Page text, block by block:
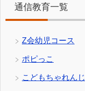
通信教育一覧
Z会幼児コース
ポピっこ
こどもちゃれんじ